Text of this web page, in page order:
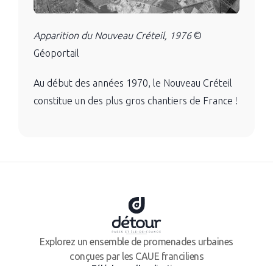
Apparition du Nouveau Créteil, 1976©
Géoportail
Au début des années 1970, le Nouveau Créteil
constitue un des plus gros chantiers de France !
Explorez un ensemble de promenades urbaines
conçues par les CAUE franciliens